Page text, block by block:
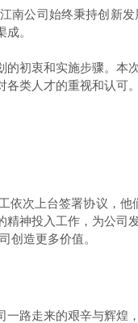
公司始终秉持创新
。
衷和实施步骤。本
类人才的重视和认可。
上台签署协议，他
神投入工作，为公司
创造更多价值。
走来的艰辛与辉煌